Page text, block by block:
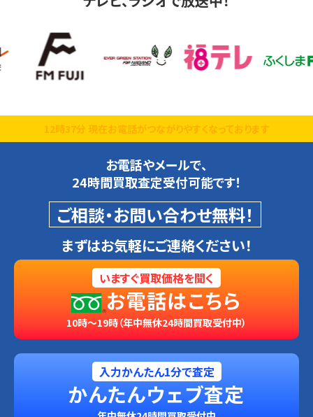
12時37分 現在お電話がつながりやすくなっております
お電話やメールで、
24時間買取査定受付可能です！
ご相談・お問い合わせ無料！
まずはお気軽にご連絡ください！
いますぐ買取価格を聞く
お電話はこちら
10時～19時（年中無休24時間買取受付中）
入力かんたん1分で査定
かんたんウェブ査定